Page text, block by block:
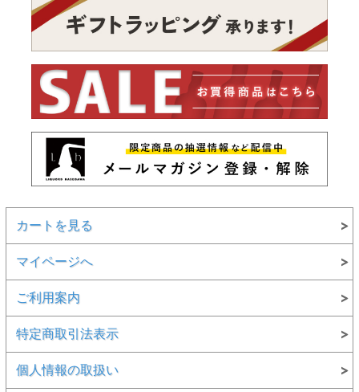
カートを見る
マイページへ
ご利用案内
特定商取引法表示
個人情報の取扱い